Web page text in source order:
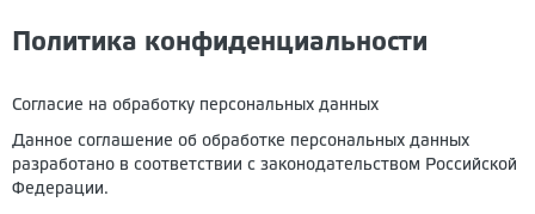
Политика конфиденциальности
Согласие на обработку персональных данных
Данное соглашение об обработке персональных данных
разработано в соответствии с законодательством Российской
Федерации.